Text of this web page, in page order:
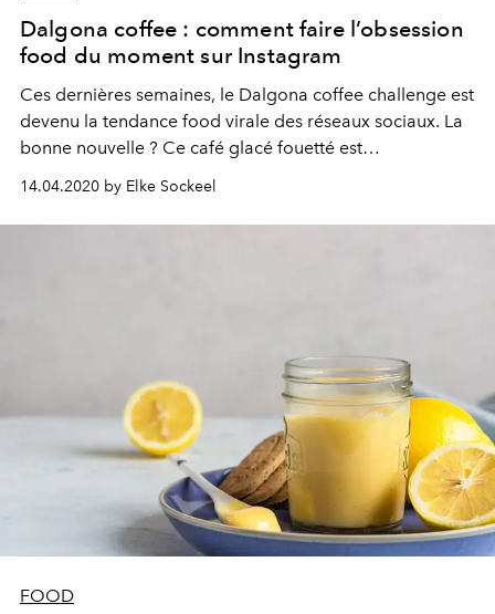
Dalgona coffee : comment faire l’obsession
food du moment sur Instagram
Ces dernières semaines, le Dalgona coffee challenge est
devenu la tendance food virale des réseaux sociaux. La
bonne nouvelle ? Ce café glacé fouetté est
incroyablement facile à faire soi-même. Voici la recette.
14.04.2020 by Elke Sockeel
FOOD